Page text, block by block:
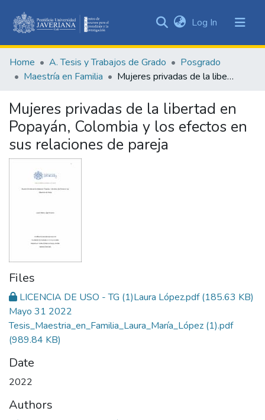
&
Collections
Statistics
Log In (current)
Home A. Tesis y Trabajos de Grado
Posgrado
Maestría en Familia
Mujeres privadas de la libertad en Popayán, Colombia y los efectos en sus relaciones de pareja
Mujeres privadas de la libertad en
Popayán, Colombia y los efectos en
sus relaciones de pareja
Files
LICENCIA DE USO - TG (1)Laura López.pdf(185.63 KB)
Mayo 31 2022
Tesis_Maestria_en_Familia_Laura_María_López (1).pdf
(989.84 KB)
Date
2022
Authors